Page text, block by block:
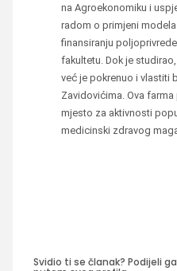
na Agroekonomiku i
radom o primjeni
finansiranju
fakultetu. Dok je
već je pokrenuo i vlastiti
Zavidovićima. Ova
mjesto za aktivnosti
medicinski zdravog
Svidio ti se članak? Podijeli